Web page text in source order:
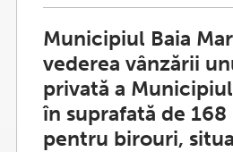
Municipiul Baia
vederea vânzării
privată a
în suprafată de
pentru birouri,